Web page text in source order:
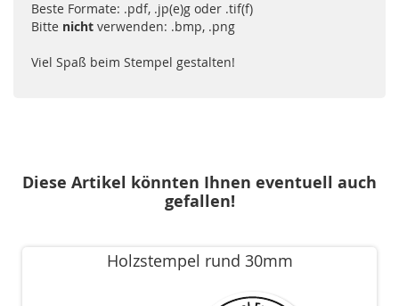
Beste Formate: .pdf, .jp(e)g oder .tif(f)
Bitte nicht verwenden: .bmp, .png
Viel Spaß beim Stempel gestalten!
Diese Artikel könnten Ihnen eventuell auch
gefallen!
Holzstempel rund 30mm